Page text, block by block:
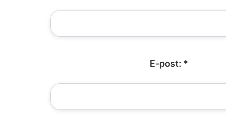
E-post: *